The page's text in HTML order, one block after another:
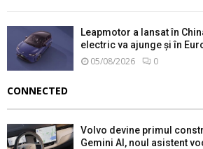
Leapmotor a lansat în
electric va ajunge și în
05/08/2026 0
CONNECTED
Volvo devine primul
Gemini AI, noul asistent